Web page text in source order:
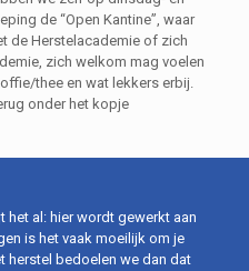
de “Open Kantine”, waar
de Herstelacademie of zich
zich welkom mag voelen
thee en wat lekkers erbij.
onder het kopje
het al: hier wordt gewerkt aan
is het vaak moeilijk om je
herstel bedoelen we dan dat